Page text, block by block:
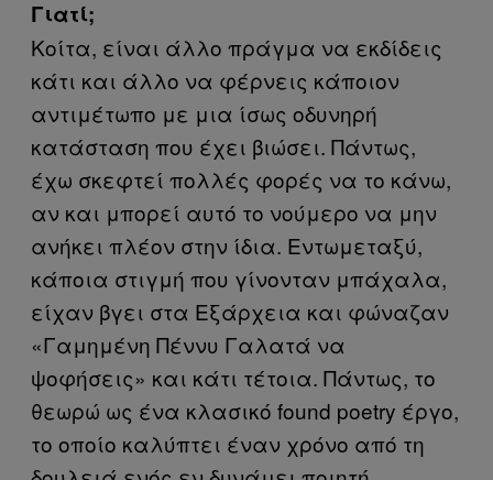
Γιατί;
Κοίτα, είναι άλλο πράγμα να εκδίδεις
κάτι και άλλο να φέρνεις κάποιον
αντιμέτωπο με μια ίσως οδυνηρή
κατάσταση που έχει βιώσει. Πάντως,
έχω σκεφτεί πολλές φορές να το κάνω,
αν και μπορεί αυτό το νούμερο να μην
ανήκει πλέον στην ίδια. Εντωμεταξύ,
κάποια στιγμή που γίνονταν μπάχαλα,
είχαν βγει στα Εξάρχεια και φώναζαν
«Γαμημένη Πέννυ Γαλατά να
ψοφήσεις» και κάτι τέτοια. Πάντως, το
θεωρώ ως ένα κλασικό found poetry έργο,
το οποίο καλύπτει έναν χρόνο από τη